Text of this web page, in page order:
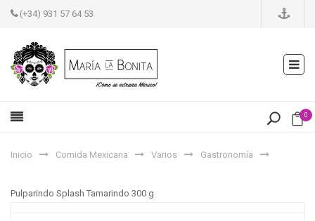
(+34) 931 57 64 53
0
Inicio Comida Mexicana Varios Gastronomía
Pulparindo Splash Tamarindo 300 g